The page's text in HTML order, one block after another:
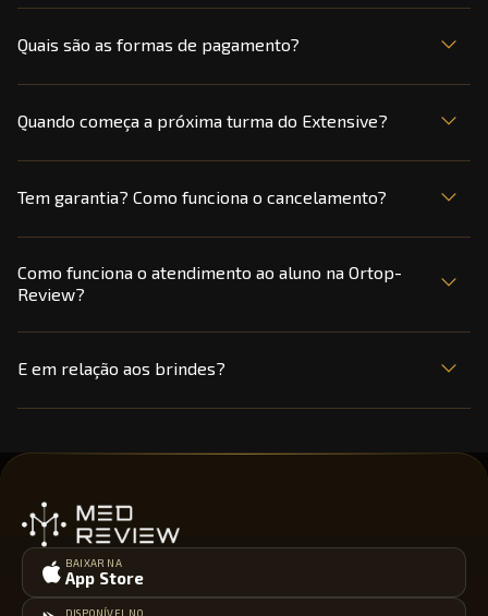
Quais são as formas de pagamento?
Quando começa a próxima turma do Extensive?
Tem garantia? Como funciona o cancelamento?
Como funciona o atendimento ao aluno na Ortop-
Review?
E em relação aos brindes?
Rodapé Med-Review
BAIXAR NA
App Store
DISPONÍVEL NO